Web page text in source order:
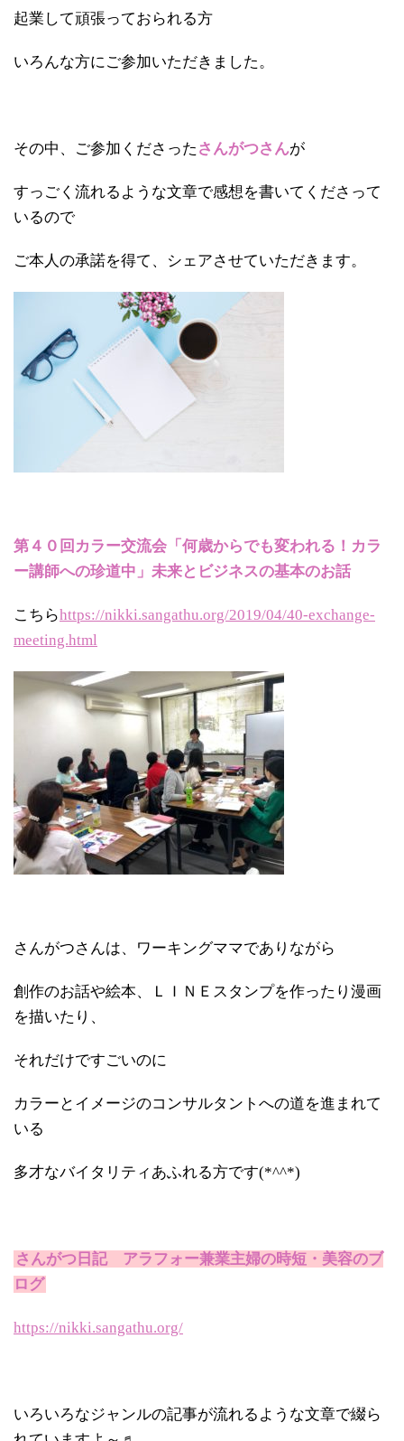
起業して頑張っておられる方
いろんな方にご参加いただきました。
その中、ご参加くださった さんがつさんが
すっごく流れるような文章で感想を書いてくださって
いるので
ご本人の承諾を得て、シェアさせていただきます。
第４０回カラー交流会「何歳からでも変われる！カラ
ー講師への珍道中」未来とビジネスの基本のお話
こちらhttps://nikki.sangathu.org/2019/04/40-exchange-
meeting.html
さんがつさんは、ワーキングママでありながら
創作のお話や絵本、ＬＩＮＥスタンプを作ったり漫画
を描いたり、
それだけですごいのに
カラーとイメージのコンサルタントへの道を進まれて
いる
多才なバイタリティあふれる方です(*^^*)
さんがつ日記 アラフォー兼業主婦の時短・美容のブ
ログ
https://nikki.sangathu.org/
いろいろなジャンルの記事が流れるような文章で綴ら